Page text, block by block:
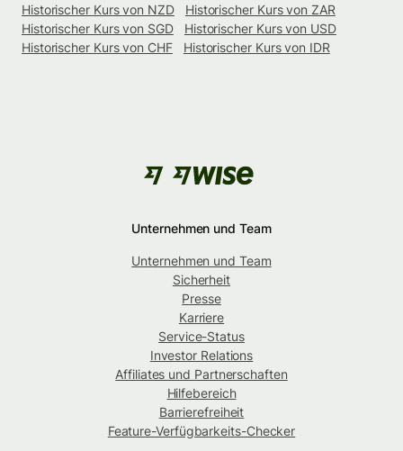
Historischer Kurs von NZD
Historischer Kurs von ZAR
Historischer Kurs von SGD
Historischer Kurs von USD
Historischer Kurs von CHF
Historischer Kurs von IDR
Unternehmen und Team
Unternehmen und Team
Sicherheit
Presse
Karriere
Service-Status
Investor Relations
Affiliates und Partnerschaften
Hilfebereich
Barrierefreiheit
Feature-Verfügbarkeits-Checker